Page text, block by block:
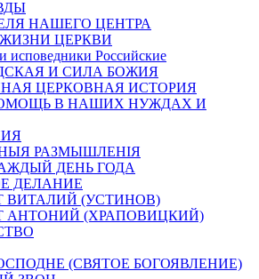
НАШЕГО ЦЕНТРА
ЦЕРКВИ
исповедники Российские
И СИЛА БОЖИЯ
ЦЕРКОВНАЯ ИСТОРИЯ
В НАШИХ НУЖДАХ И
РАЗМЫШЛЕНІЯ
ДЕНЬ ГОДА
ДЕЛАНИЕ
ВИТАЛИЙ (УСТИНОВ)
АНТОНИЙ (ХРАПОВИЦКИЙ)
(СВЯТОЕ БОГОЯВЛЕНИЕ)